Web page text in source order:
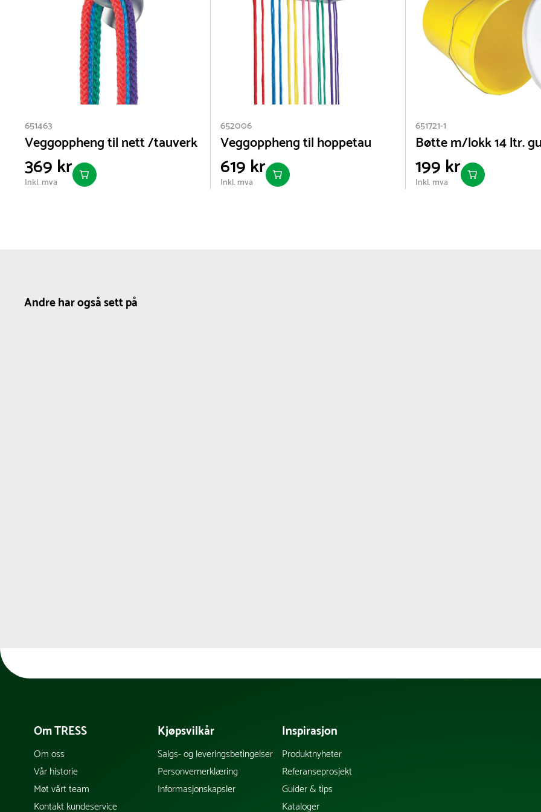
651463
Veggoppheng til nett /tauverk
369 kr
Inkl. mva
652006
Veggoppheng til hoppetau
619 kr
Inkl. mva
651721-1
Bøtte m/lokk 14 ltr.
199 kr
Inkl. mva
Andre har også sett på
Om TRESS
Om oss
Vår historie
Møt vårt team
Kontakt kundeservice
Kjøpsvilkår
Salgs- og leveringsbetingelser
Personvernerklæring
Informasjonskapsler
Inspirasjon
Produktnyheter
Referanseprosjekt
Guider & tips
Kataloger